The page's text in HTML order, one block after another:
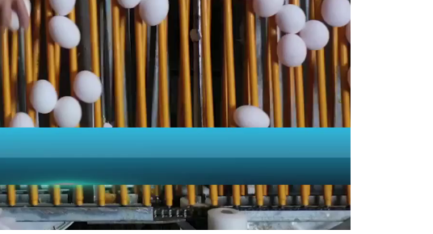
Dev çekirgelerin insanlara...
Diyarbakır’da da görülen uzunluğu
25 santimetreye kadar ulaşan...
Devamını Oku ->